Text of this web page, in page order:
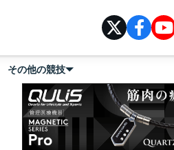
その他の競技